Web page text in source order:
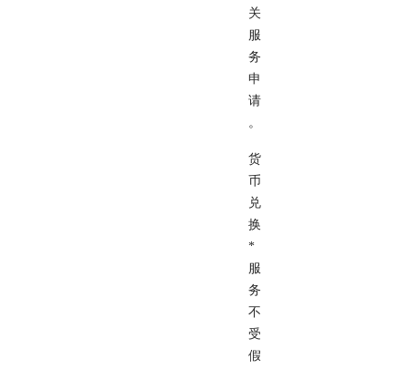
关
服
务
申
请
。
货
币
兑
换
*
服
务
不
受
假